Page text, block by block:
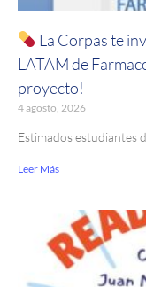
La Corpas te
LATAM de
proyecto!
4 agosto, 2026
Estimados estudiantes
Leer Más